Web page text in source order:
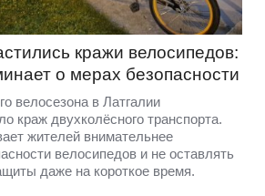
кражи велосипедов:
о мерах безопасности
велосезона в Латгалии
краж двухколёсного транспорта.
жителей внимательнее
велосипедов и не оставлять
даже на короткое время.